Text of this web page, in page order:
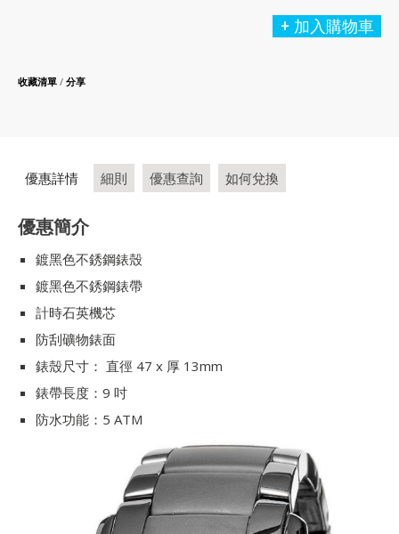
加入購物車
收藏清單 / 分享
優惠詳情 細則 優惠查詢 如何兌換
優惠簡介
鍍黑色不銹鋼錶殼
鍍黑色不銹鋼錶帶
計時石英機芯
防刮礦物錶面
錶殼尺寸： 直徑 47 x 厚 13mm
錶帶長度：9 吋
防水功能：5 ATM